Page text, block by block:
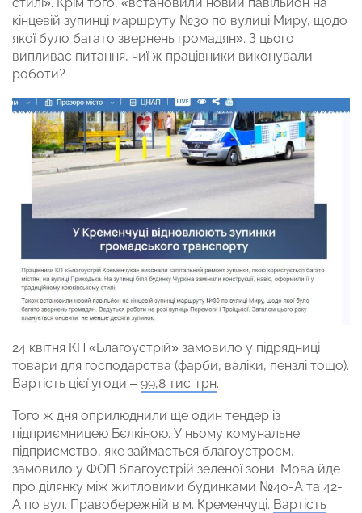
кінцевій зупинці маршруту №30 по вулиці Миру, щодо
якої було багато звернень громадян». З цього
випливає питання, чиї ж працівники виконували
роботи?
24 квітня КП «Благоустрій» замовило у підрядниці
товари для господарства (фарби, валіки, пензлі тощо).
Вартість цієї угоди – 99,8 тис. грн.
Того ж дня оприлюднили ще один тендер із
підприємницею Бєлкіною. У ньому комунальне
підприємство, яке займається благоустроєм,
замовило у ФОП благоустрій зеленої зони. Мова йде
про ділянку між житловими будинками №40-А та 42-
А по вул. Правобережній в м. Кременчуці. Вартість